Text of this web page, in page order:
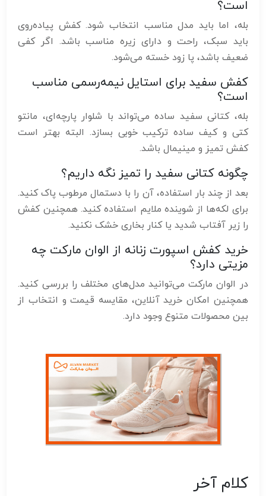
است؟
بله، اما باید مدل مناسب انتخاب شود. کفش پیاده‌روی
باید سبک، راحت و دارای زیره مناسب باشد. اگر کفی
ضعیف باشد، پا زود خسته می‌شود.
کفش سفید برای استایل نیمه‌رسمی مناسب
است؟
بله، کتانی سفید ساده می‌تواند با شلوار پارچه‌ای، مانتو
کتی و کیف ساده ترکیب خوبی بسازد. البته بهتر است
کفش تمیز و مینیمال باشد.
چگونه کتانی سفید را تمیز نگه داریم؟
بعد از چند بار استفاده، آن را با دستمال مرطوب پاک کنید.
برای لکه‌ها از شوینده ملایم استفاده کنید. همچنین کفش
را زیر آفتاب شدید یا کنار بخاری خشک نکنید.
خرید کفش اسپورت زنانه از الوان مارکت چه
مزیتی دارد؟
در الوان مارکت می‌توانید مدل‌های مختلف را بررسی کنید.
همچنین امکان خرید آنلاین، مقایسه قیمت و انتخاب از
بین محصولات متنوع وجود دارد.
کلام آخر